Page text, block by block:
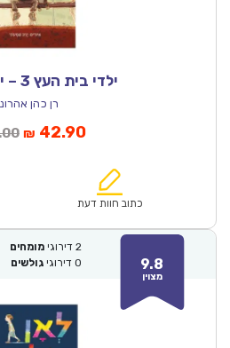
ילדי בית העץ 3 – ילד לא רגיל
רן כהן
המחיר
₪61.00.
₪ 42.90המחיר
הוא:
כתוב חוות דעת
9.8
מצוין
2 דירוגי מומחים
0 דירוגי גולשים